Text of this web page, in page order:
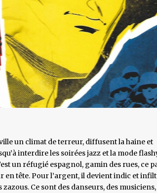
un climat de terreur, diffusent la haine et
interdire les soirées jazz et la mode
un réfugié espagnol, gamin des rues, ce
en tête. Pour l’argent, il devient indic et
Ce sont des danseurs, des